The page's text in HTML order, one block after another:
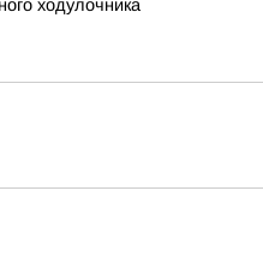
ходулочника